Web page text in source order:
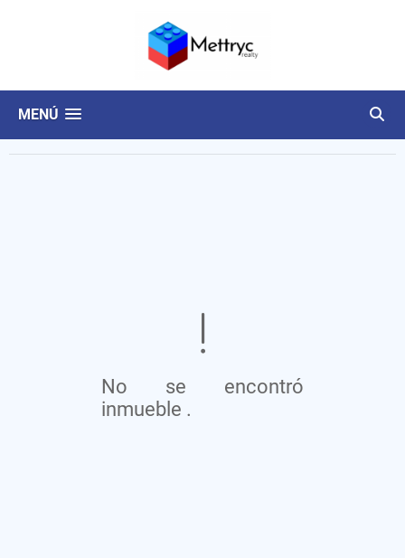
MENÚ
No se encontró
inmueble .